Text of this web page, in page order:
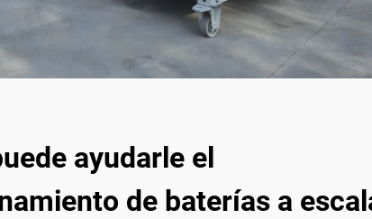
ayudarle el
de baterías a